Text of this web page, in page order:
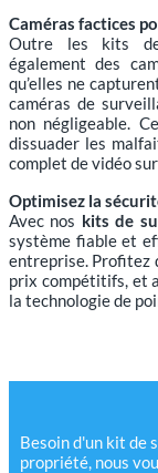
Besoin d'un kit de
propriété, nous
Caméras factices
Outre les kits de
également des
qu’elles ne
caméras de
non négligeable.
dissuader les
complet de vidéo
Optimisez la
Avec nos kits de
système fiable et
entreprise. Profitez
prix compétitifs, et
la technologie de